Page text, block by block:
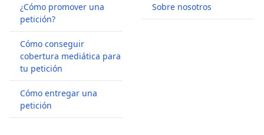
¿Cómo promover una
petición?
Cómo conseguir
cobertura mediática para
tu petición
Cómo entregar una
petición
Sobre nosotros